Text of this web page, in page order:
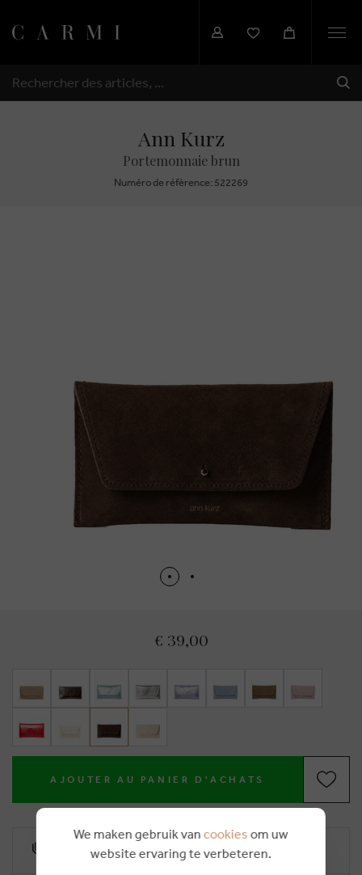
RECHERCHER
Ann Kurz
Portemonnaie brun
Numéro de réfèrence: 522269
€ 39,00
AJOUTER AU PANIER D'ACHATS
10% remise de fidélité
We maken gebruik van cookies om uw
website ervaring te verbeteren.